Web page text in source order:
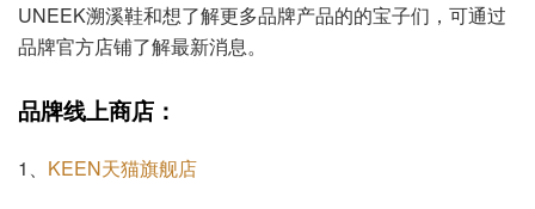
UNEEK溯溪鞋和想了解更多品牌产品的的宝子们，可通过
品牌官方店铺了解最新消息。
品牌线上商店：
1、 KEEN天猫旗舰店